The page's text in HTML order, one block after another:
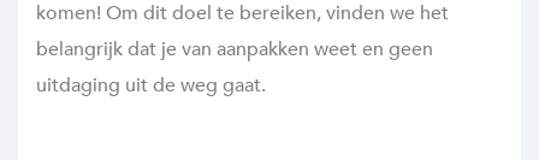
komen! Om dit doel te bereiken, vinden we het
belangrijk dat je van aanpakken weet en geen
uitdaging uit de weg gaat.